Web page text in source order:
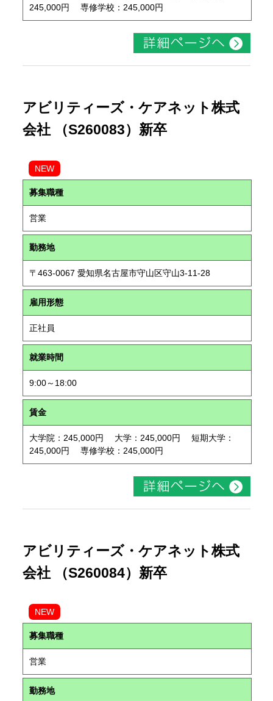
245,000円 専修学校：245,000円
アビリティーズ・ケアネット株式
会社 （S260083）新卒
NEW
募集職種
営業
勤務地
〒463-0067 愛知県名古屋市守山区守山3-11-28
雇用形態
正社員
就業時間
9:00～18:00
賃金
大学院：245,000円 大学：245,000円 短期大学：
245,000円 専修学校：245,000円
アビリティーズ・ケアネット株式
会社 （S260084）新卒
NEW
募集職種
営業
勤務地